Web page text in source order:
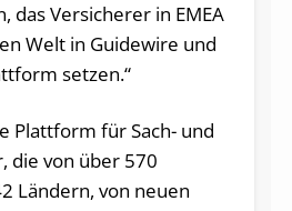
das Versicherer in EMEA
Welt in Guidewire und
setzen.“
Plattform für Sach- und
die von über 570
Ländern, von neuen